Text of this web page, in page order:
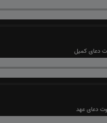
دعای کمیل
دعای عهد